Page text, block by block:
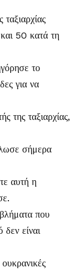
50 κατά τη
το
για να
της ταξιαρχίας,
σήμερα
αυτή η
που
είναι